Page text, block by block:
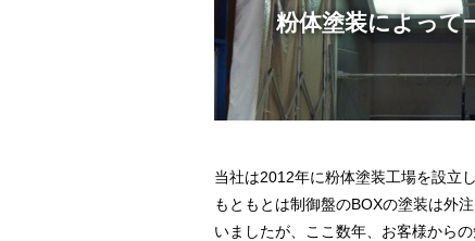
粉体塗装によって
当社は2012年に粉体塗装工場を設立し
もともとは制御盤のBOXの塗装は外
いましたが、ここ数年、お客様から